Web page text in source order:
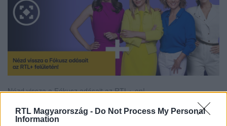
RTL Magyarország - Do Not Process My Personal
Information
Nézd vissza a Fókusz adásait az RTL+-on!